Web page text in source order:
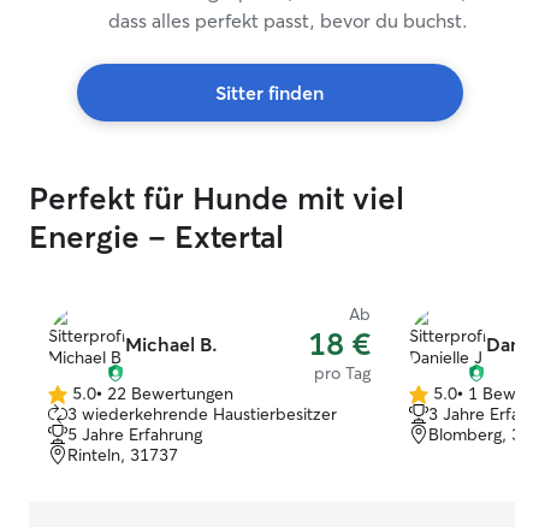
dass alles perfekt passt, bevor du buchst.
Sitter finden
Perfekt für Hunde mit viel
Energie – Extertal
Michael B.
Ab
18 €
pro Tag
5.0
von
5
Sternen
5.0• 22 Bewertungen
3 wiederkehrende Haustierbesitzer
5 Jahre Erfahrung
Rinteln, 31737
5.0
von
5
5.0• 1
3 Jahre
Blomberg,